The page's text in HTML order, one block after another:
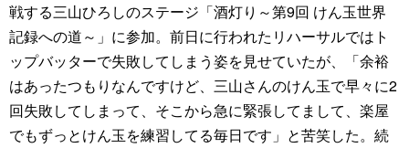
戦する三山ひろしのステージ「酒灯り～第9回 けん玉世界
記録への道～」に参加。前日に行われたリハーサルではト
ップバッターで失敗してしまう姿を見せていたが、「余裕
はあったつもりなんですけど、三山さんのけん玉で早々に2
回失敗してしまって、そこから急に緊張してまして、楽屋
でもずっとけん玉を練習してる毎日です」と苦笑した。続